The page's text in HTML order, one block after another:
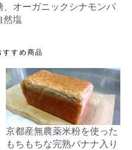
オーガニックシナモンパ
然塩
すすめ商品
京都産無農薬米粉を使った
もちもちな完熟バナナ入り